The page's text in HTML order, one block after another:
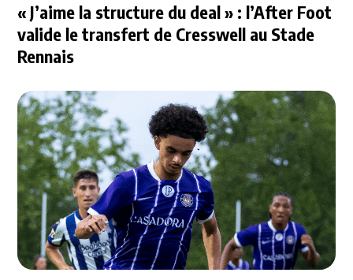
« J’aime la structure du deal » : l’After Foot
valide le transfert de Cresswell au Stade
Rennais